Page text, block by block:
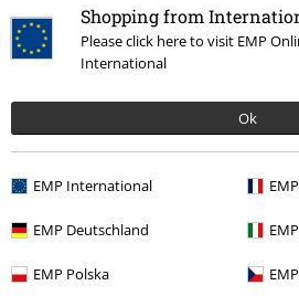
Shopping from
Please click here to visit EMP
International
Ok
EMP International
EMP Deutschland
EMP Polska
%
€ 32,99
Nieuw Kleding Truien
Mannen Kleding Truien & Vesten Truien
Mannen Kleding Truien & Vesten